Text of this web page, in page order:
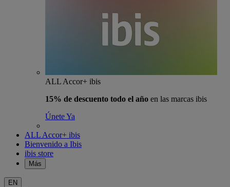
ALL Accor+ ibis
15% de descuento todo el año en las marcas ibis
Únete Ya
ALL Accor+ ibis
Bienvenido a Ibis
ibis store
Más
EN